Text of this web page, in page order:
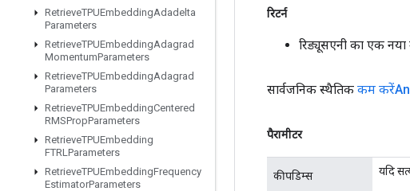
RetrieveTPUEmbeddingAdadelta
Parameters
RetrieveTPUEmbeddingAdagrad
MomentumParameters
RetrieveTPUEmbeddingAdagrad
Parameters
RetrieveTPUEmbeddingCentered
RMSPropParameters
RetrieveTPUEmbedding
FTRLParameters
RetrieveTPUEmbeddingFrequency
EstimatorParameters
रिटर्न
रिड्यूसएनी का एक नया
सार्वजनिक स्थैतिक कम
पैरामीटर
कीपडिम्स यदि